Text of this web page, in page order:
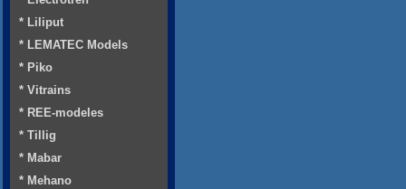
* Liliput
* LEMATEC Models
* Piko
* Vitrains
* REE-modeles
* Tillig
* Mabar
* Mehano